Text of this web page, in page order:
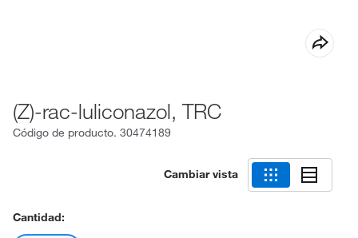
(Z)-rac-luliconazol, TRC
Código de producto. 30474189
Cambiar vista
Cantidad: